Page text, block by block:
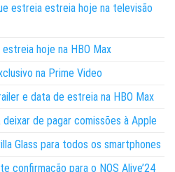
estreia estreia hoje na televisão
hoje na HBO Max
na Prime Video
e data de estreia na HBO Max
de pagar comissões à Apple
Glass para todos os smartphones
confirmação para o NOS Alive’24